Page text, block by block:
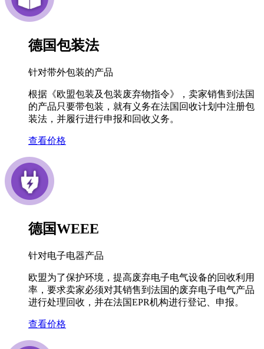
德国包装法
针对带外包装的产品
根据《欧盟包装及包装废弃物指令》，卖家销售到法国
的产品只要带包装，就有义务在法国回收计划中注册包
装法，并履行进行申报和回收义务。
查看价格
德国WEEE
针对电子电器产品
欧盟为了保护环境，提高废弃电子电气设备的回收利用
率，要求卖家必须对其销售到法国的废弃电子电气产品
进行处理回收，并在法国EPR机构进行登记、申报。
查看价格